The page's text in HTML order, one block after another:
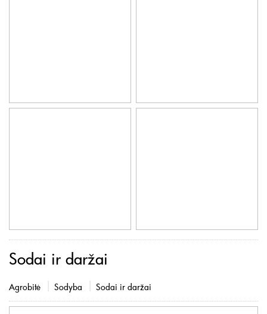
Sodai ir daržai
Agrobitė Sodyba Sodai ir daržai